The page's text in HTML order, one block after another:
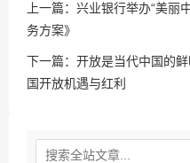
上一篇： 兴业银行举办“美丽
务方案》
下一篇： 开放是当代中国的
国开放机遇与红利